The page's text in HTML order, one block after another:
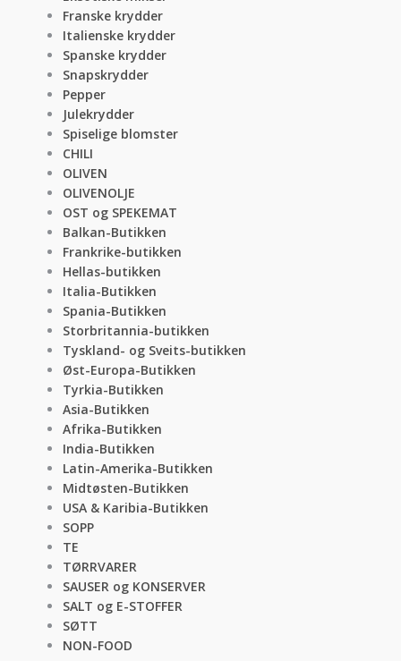
Franske krydder
Italienske krydder
Spanske krydder
Snapskrydder
Pepper
Julekrydder
Spiselige blomster
CHILI
OLIVEN
OLIVENOLJE
OST og SPEKEMAT
Balkan-Butikken
Frankrike-butikken
Hellas-butikken
Italia-Butikken
Spania-Butikken
Storbritannia-butikken
Tyskland- og Sveits-butikken
Øst-Europa-Butikken
Tyrkia-Butikken
Asia-Butikken
Afrika-Butikken
India-Butikken
Latin-Amerika-Butikken
Midtøsten-Butikken
USA & Karibia-Butikken
SOPP
TE
TØRRVARER
SAUSER og KONSERVER
SALT og E-STOFFER
SØTT
NON-FOOD